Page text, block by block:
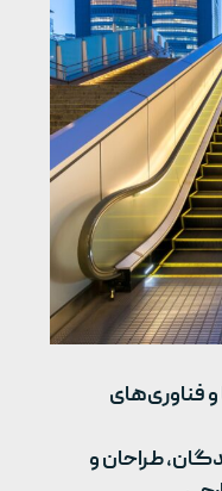
و فناوری‌های
طراحان و